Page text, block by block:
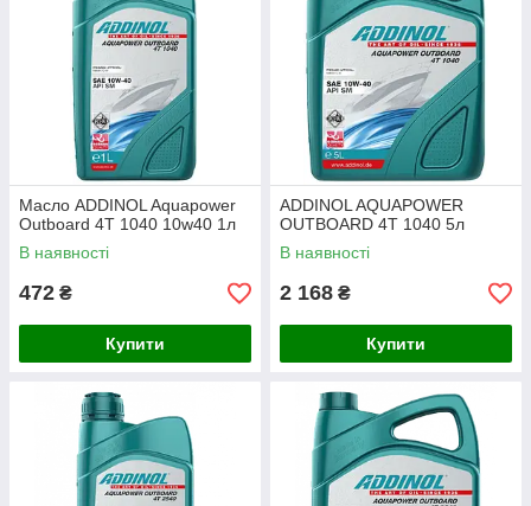
Масло ADDINOL Aquapower
Outboard 4T 1040 10w40 1л
В наявності
472 ₴
Купити
ADDINOL AQUAPOWER
OUTBOARD 4T 1040 5л
В наявності
2 168 ₴
Купити